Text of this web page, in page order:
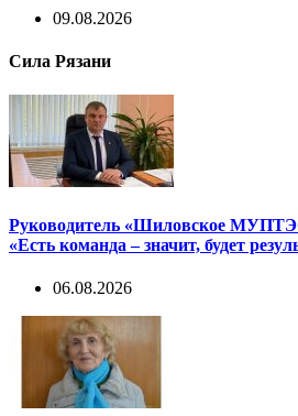
09.08.2026
Сила Рязани
Руководитель «Шиловское
«Есть команда – значит, будет
06.08.2026